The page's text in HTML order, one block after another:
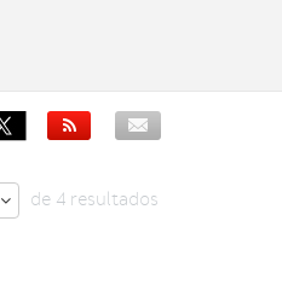

 de 4 resultados